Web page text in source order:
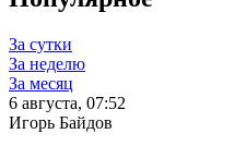
За сутки
За неделю
За месяц
6 августа, 07:52
Игорь Байдов